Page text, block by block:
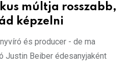
múltja rosszabb,
képzelni
és producer - de ma
Justin Beiber édesanyjaként